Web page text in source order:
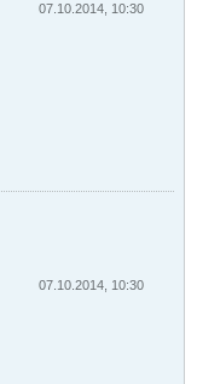
07.10.2014, 10:30
07.10.2014, 10:30